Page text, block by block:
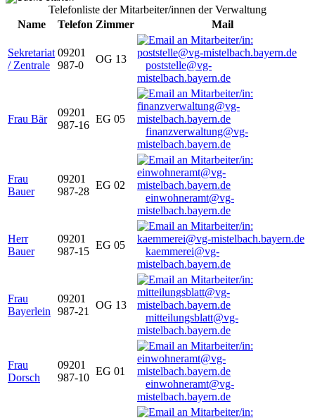
Telefonliste der Mitarbeiter/innen der Verwaltung
Name
Telefon Zimmer Mail
Sekretariat
/ Zentrale
09201
987-0
OG 13
poststelle@vg-
mistelbach.bayern.de
Frau Bär
09201
987-16
EG 05
finanzverwaltung@vg-
mistelbach.bayern.de
Frau
Bauer
09201
987-28
EG 02
einwohneramt@vg-
mistelbach.bayern.de
Herr
Bauer
09201
987-15
EG 05
kaemmerei@vg-
mistelbach.bayern.de
Frau
Bayerlein
09201
987-21
OG 13
mitteilungsblatt@vg-
mistelbach.bayern.de
Frau
Dorsch
09201
987-10
EG 01
einwohneramt@vg-
mistelbach.bayern.de